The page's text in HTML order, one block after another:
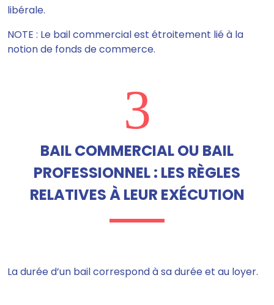
libérale.
NOTE : Le bail commercial est étroitement lié à la
notion de fonds de commerce.
3
BAIL COMMERCIAL OU BAIL
PROFESSIONNEL : LES RÈGLES
RELATIVES À LEUR EXÉCUTION
La durée d’un bail correspond à sa durée et au loyer.